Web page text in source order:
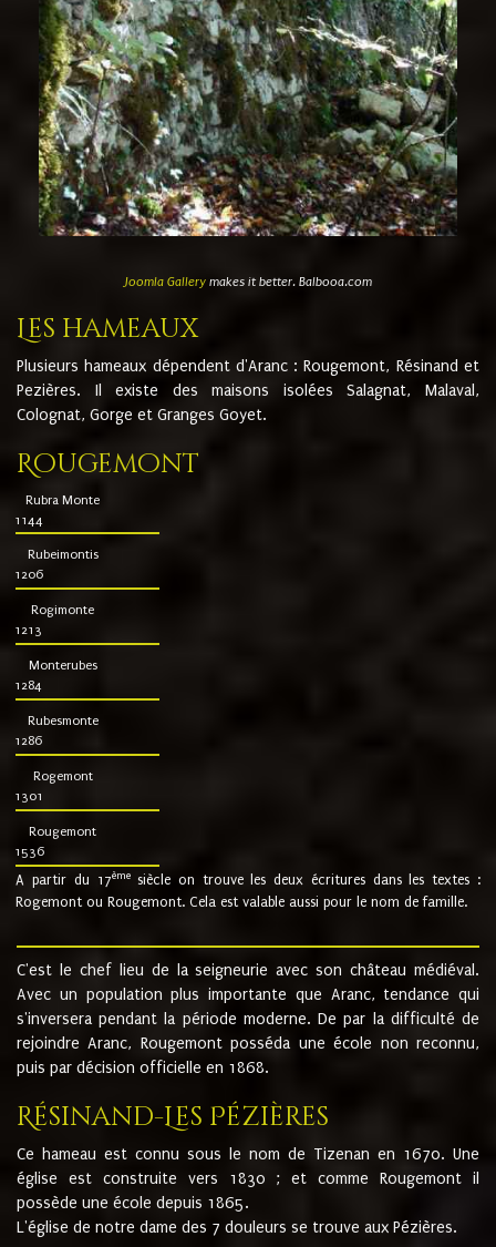
Joomla Gallerymakes it better. Balbooa.com
Les hameaux
Plusieurs hameaux dépendent d'Aranc : Rougemont, Résinand et
Pezières. Il existe des maisons isolées Salagnat, Malaval,
Colognat, Gorge et Granges Goyet.
Rougemont
Rubra Monte
1144
Rubeimontis
1206
Rogimonte
1213
Monterubes
1284
Rubesmonte
1286
Rogemont
1301
Rougemont
1536
A partir du 17ème siècle on trouve les deux écritures dans les textes :
Rogemont ou Rougemont. Cela est valable aussi pour le nom de famille.
C'est le chef lieu de la seigneurie avec son château médiéval.
Avec un population plus importante que Aranc, tendance qui
s'inversera pendant la période moderne. De par la difficulté de
rejoindre Aranc, Rougemont posséda une école non reconnu,
puis par décision officielle en 1868.
Résinand-Les Pézières
Ce hameau est connu sous le nom de Tizenan en 1670. Une
église est construite vers 1830 ; et comme Rougemont il
possède une école depuis 1865.
L'église de notre dame des 7 douleurs se trouve aux Pézières.